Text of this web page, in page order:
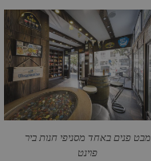
מבט פנים באחד מסניפי חנות ביר
פוינט